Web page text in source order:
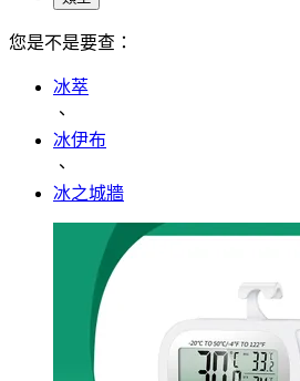
您是不是要查：
冰萃
、
冰伊布
、
冰之城牆